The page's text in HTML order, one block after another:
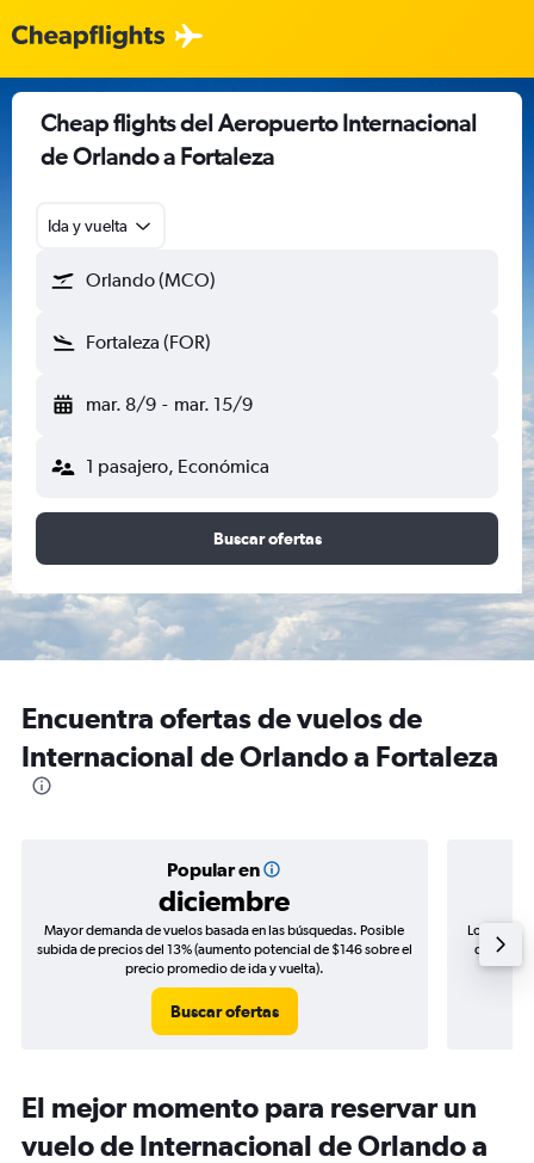
Cheap flights del Aeropuerto Internacional
de Orlando a Fortaleza
Ida y vuelta
Orlando (MCO)
Fortaleza (FOR)
mar. 8/9 - mar. 15/9
1 pasajero, Económica
Buscar ofertas
Encuentra ofertas de vuelos de
Internacional de Orlando a Fortaleza
Popular en
diciembre
Mayor demanda de vuelos basada en las búsquedas. Posible
subida de precios del 13% (aumento potencial de $146 sobre el
precio promedio de ida y vuelta).
Buscar ofertas
Los
de
El mejor momento para reservar un
vuelo de Internacional de Orlando a